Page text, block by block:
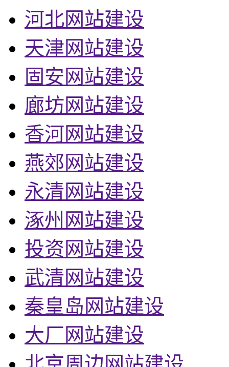
河北网站建设
天津网站建设
固安网站建设
廊坊网站建设
香河网站建设
燕郊网站建设
永清网站建设
涿州网站建设
投资网站建设
武清网站建设
秦皇岛网站建设
大厂网站建设